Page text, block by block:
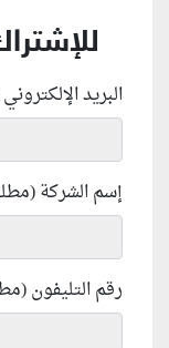
البريد
إسم الشركة
رقم التليفون